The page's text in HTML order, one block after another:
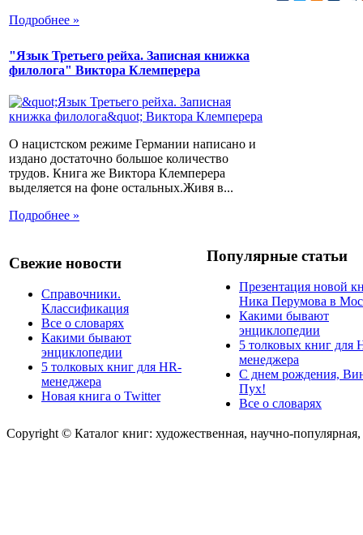
Подробнее »
"Язык Третьего рейха. Записная книжка
филолога" Виктора Клемперера
О нацистском режиме Германии написано и
издано достаточно большое количество
трудов. Книга же Виктора Клемперера
выделяется на фоне остальных.Живя в...
Подробнее »
Свежие новости
Справочники.
Классификация
Все о словарях
Какими бывают
энциклопедии
5 толковых книг для HR-
менеджера
Новая книга о Twitter
Популярные статьи
Презентация новой
Ника Перумова в
Какими бывают
энциклопедии
5 толковых книг для
менеджера
С днем рождения,
Пух!
Все о словарях
Copyright © Каталог книг: художественная, научно-